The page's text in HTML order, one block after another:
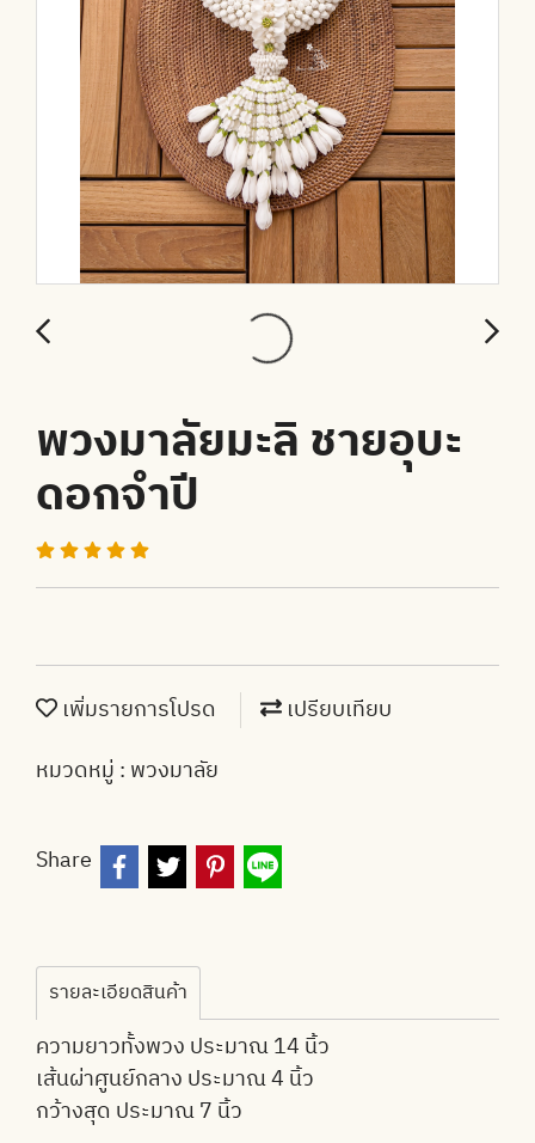
พวงมาลัยมะลิ ชายอุบะ
ดอกจำปี
เพิ่มรายการโปรด
เปรียบเทียบ
หมวดหมู่ : พวงมาลัย
Share
รายละเอียดสินค้า
ความยาวทั้งพวง ประมาณ 14 นิ้ว
เส้นผ่าศูนย์กลาง ประมาณ 4 นิ้ว
กว้างสุด ประมาณ 7 นิ้ว